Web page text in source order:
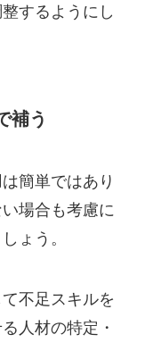
するようにし
補う
簡単ではあり
場合も考慮に
ょう。
不足スキルを
人材の特定・